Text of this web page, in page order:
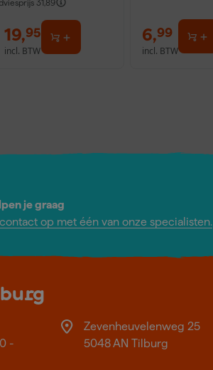
31,89
19,95
incl. BTW
6,99
incl. BTW
je graag
op met één van onze specialisten.
-
Zevenheuvelenweg 25
5048 AN Tilburg